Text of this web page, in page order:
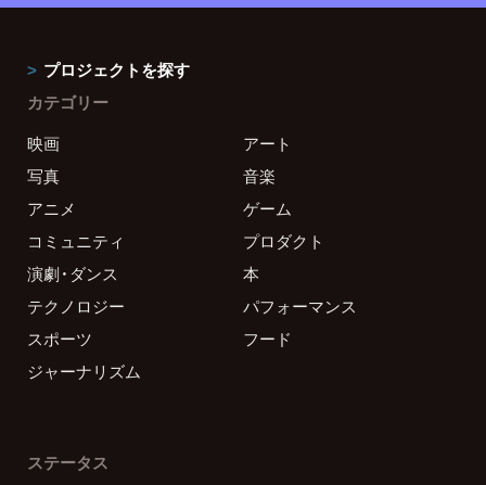
プロジェクトを探す
カテゴリー
映画
アート
写真
音楽
アニメ
ゲーム
コミュニティ
プロダクト
演劇・ダンス
本
テクノロジー
パフォーマンス
スポーツ
フード
ジャーナリズム
ステータス